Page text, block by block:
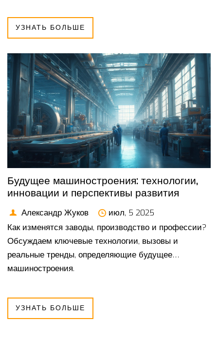
УЗНАТЬ БОЛЬШЕ
Будущее машиностроения: технологии,
инновации и перспективы развития
Александр Жуков
июл, 5 2025
Как изменятся заводы, производство и профессии?
Обсуждаем ключевые технологии, вызовы и
реальные тренды, определяющие будущее
машиностроения.
УЗНАТЬ БОЛЬШЕ